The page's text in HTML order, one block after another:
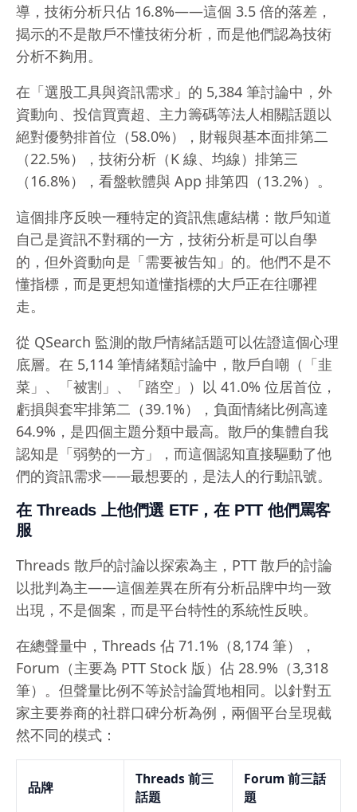
導，技術分析只佔 16.8%——這個 3.5 倍的落差，
揭示的不是散戶不懂技術分析，而是他們認為技術
分析不夠用。
在「選股工具與資訊需求」的 5,384 筆討論中，外
資動向、投信買賣超、主力籌碼等法人相關話題以
絕對優勢排首位（58.0%），財報與基本面排第二
（22.5%），技術分析（K 線、均線）排第三
（16.8%），看盤軟體與 App 排第四（13.2%）。
這個排序反映一種特定的資訊焦慮結構：散戶知道
自己是資訊不對稱的一方，技術分析是可以自學
的，但外資動向是「需要被告知」的。他們不是不
懂指標，而是更想知道懂指標的大戶正在往哪裡
走。
從 QSearch 監測的散戶情緒話題可以佐證這個心理
底層。在 5,114 筆情緒類討論中，散戶自嘲（「韭
菜」、「被割」、「踏空」）以 41.0% 位居首位，
虧損與套牢排第二（39.1%），負面情緒比例高達
64.9%，是四個主題分類中最高。散戶的集體自我
認知是「弱勢的一方」，而這個認知直接驅動了他
們的資訊需求——最想要的，是法人的行動訊號。
在 Threads 上他們選 ETF，在 PTT 他們罵客
服
Threads 散戶的討論以探索為主，PTT 散戶的討論
以批判為主——這個差異在所有分析品牌中均一致
出現，不是個案，而是平台特性的系統性反映。
在總聲量中，Threads 佔 71.1%（8,174 筆），
Forum（主要為 PTT Stock 版）佔 28.9%（3,318
筆）。但聲量比例不等於討論質地相同。以針對五
家主要券商的社群口碑分析為例，兩個平台呈現截
然不同的模式：
品牌
Threads 前三
話題
Forum 前三話
題